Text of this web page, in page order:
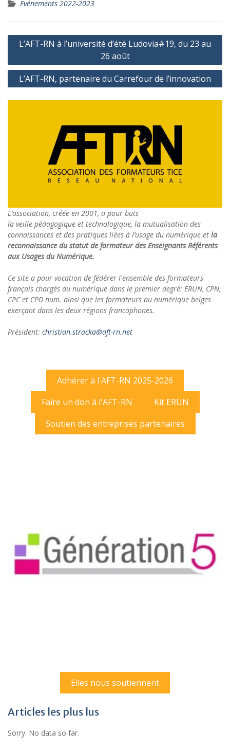
Evénements 2022-2023
Navigation
l’article
L’AFT-RN à l’université d’été Ludovia#19, du 23 au
26 août
L’AFT-RN, partenaire du Carrefour de l’innovation
L’association, créée en 2001, a pour buts
la veille pédagogique et technologique, la mutualisation des
connaissances et des pratiques liées à l’usage du numérique et la
reconnaissance du statut de formateur des Enseignants Référents
aux Usages du Numérique.
Ce site a pour vocation de fédérer l'ensemble des formateurs
français chargés du numérique dans le premier degré: ERUN, CPN,
CPC et CPD num. ainsi que les formateurs au numérique belges
exerçant dans les deux régions francophones.
Président: christian.stracka@aft-rn.net
Adhérer à l'AFT-RN 2025-2026
Faire un don à l'AFT-RN
Kit ERUN
Soutien des entreprises partenaires
Elles nous soutiennent
Articles les plus lus
Sorry. No data so far.